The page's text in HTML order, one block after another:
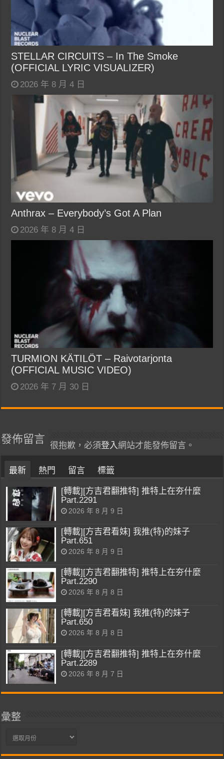
STELLAR CIRCUITS – In The Smoke
(OFFICIAL LYRIC VISUALIZER)
2026 年 8 月 4 日
Anthrax – Everybody’s Got A Plan
2026 年 8 月 4 日
TURMION KÄTILÖT – Raivotarjonta
(OFFICIAL MUSIC VIDEO)
2026 年 7 月 30 日
發佈留言
很抱歉，必須登入網站才能發佈留言。
最新 熱門 留言 標籤
[轉載][方吉君翻推特] 推特上在夯什麼
Part.2291
2026 年 8 月 9 日
[轉載][方吉君看妹] 我推(特)的妹子
Part.651
2026 年 8 月 9 日
[轉載][方吉君翻推特] 推特上在夯什麼
Part.2290
2026 年 8 月 8 日
[轉載][方吉君看妹] 我推(特)的妹子
Part.650
2026 年 8 月 8 日
[轉載][方吉君翻推特] 推特上在夯什麼
Part.2289
2026 年 8 月 7 日
彙整
彙